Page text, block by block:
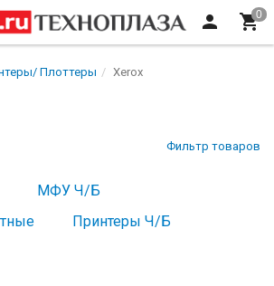
Плоттеры Xerox
Фильтр товаров
МФУ Ч/Б
Принтеры Ч/Б